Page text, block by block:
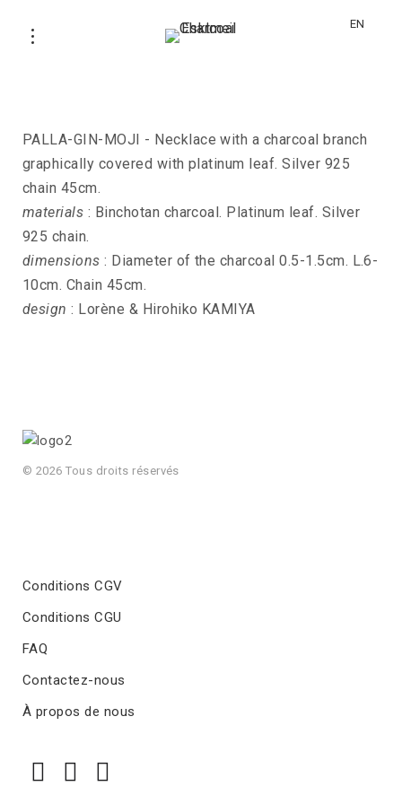
EN
PALLA-GIN-MOJI - Necklace with a charcoal branch
graphically covered with platinum leaf. Silver 925
chain 45cm.
materials : Binchotan charcoal. Platinum leaf. Silver
925 chain.
dimensions : Diameter of the charcoal 0.5-1.5cm. L.6-
10cm. Chain 45cm.
design : Lorène & Hirohiko KAMIYA
© 2026 Tous droits réservés
Conditions CGV
Conditions CGU
FAQ
Contactez-nous
À propos de nous